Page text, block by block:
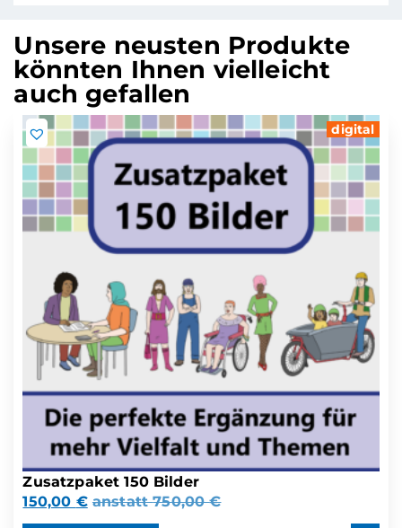
Unsere neusten Produkte
könnten Ihnen vielleicht
auch gefallen
digital
Zusatzpaket 150 Bilder
150,00 € anstatt750,00€